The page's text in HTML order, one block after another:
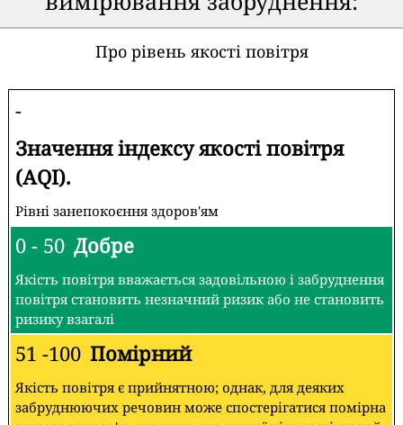
Про рівень якості повітря
-
Значення індексу якості повітря
(AQI).
Рівні занепокоєння здоров'ям
0 - 50 Добре
Якість повітря вважається задовільною і забруднення
повітря становить незначний ризик або не становить
ризику взагалі
51 -100 Помірний
Якість повітря є прийнятною; однак, для деяких
забруднюючих речовин може спостерігатися помірна